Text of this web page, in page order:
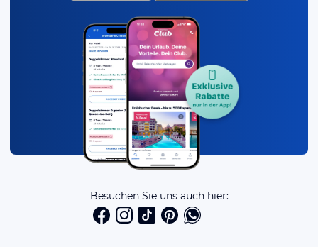
Besuchen Sie uns auch hier: